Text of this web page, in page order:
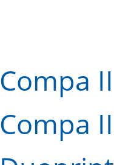
Compa II